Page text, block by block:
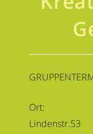
Ort:
Lindenstr.53